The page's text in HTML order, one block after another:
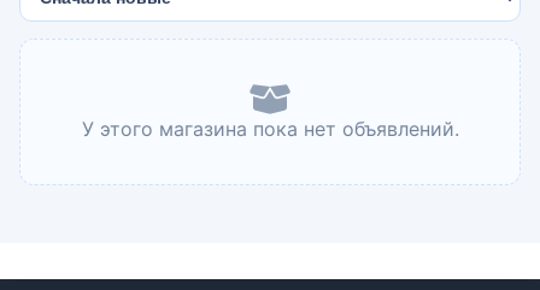
У этого магазина пока нет объявлений.